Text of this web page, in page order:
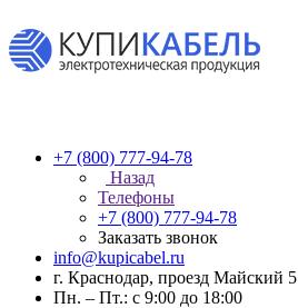
+7 (800) 777-94-78
Назад
Телефоны
+7 (800) 777-94-78
Заказать звонок
info@kupicabel.ru
г. Краснодар, проезд Майский 5
Пн. – Пт.: с 9:00 до 18:00